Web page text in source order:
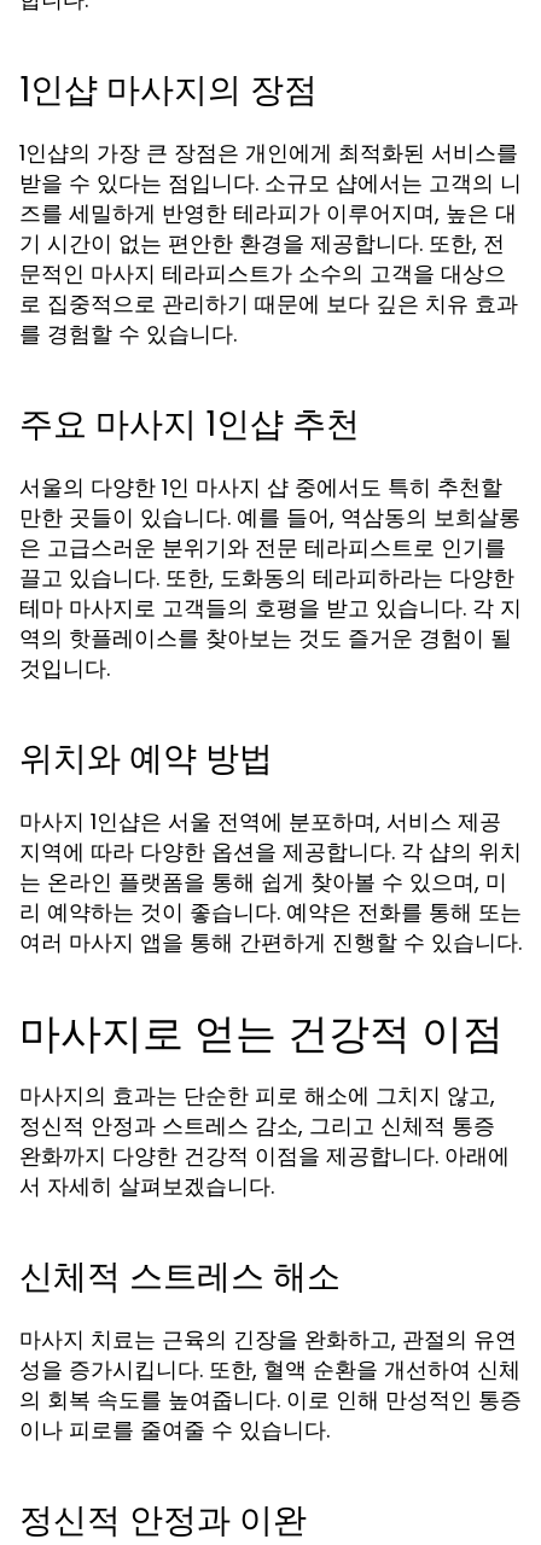
1인샵 마사지의 장점
1인샵의 가장 큰 장점은 개인에게 최적화된 서비스를
받을 수 있다는 점입니다. 소규모 샵에서는 고객의 니
즈를 세밀하게 반영한 테라피가 이루어지며, 높은 대
기 시간이 없는 편안한 환경을 제공합니다. 또한, 전
문적인 마사지 테라피스트가 소수의 고객을 대상으
로 집중적으로 관리하기 때문에 보다 깊은 치유 효과
를 경험할 수 있습니다.
주요 마사지 1인샵 추천
서울의 다양한 1인 마사지 샵 중에서도 특히 추천할
만한 곳들이 있습니다. 예를 들어, 역삼동의 보희살롱
은 고급스러운 분위기와 전문 테라피스트로 인기를
끌고 있습니다. 또한, 도화동의 테라피하라는 다양한
테마 마사지로 고객들의 호평을 받고 있습니다. 각 지
역의 핫플레이스를 찾아보는 것도 즐거운 경험이 될
것입니다.
위치와 예약 방법
마사지 1인샵은 서울 전역에 분포하며, 서비스 제공
지역에 따라 다양한 옵션을 제공합니다. 각 샵의 위치
는 온라인 플랫폼을 통해 쉽게 찾아볼 수 있으며, 미
리 예약하는 것이 좋습니다. 예약은 전화를 통해 또는
여러 마사지 앱을 통해 간편하게 진행할 수 있습니다.
마사지로 얻는 건강적 이점
마사지의 효과는 단순한 피로 해소에 그치지 않고,
정신적 안정과 스트레스 감소, 그리고 신체적 통증
완화까지 다양한 건강적 이점을 제공합니다. 아래에
서 자세히 살펴보겠습니다.
신체적 스트레스 해소
마사지 치료는 근육의 긴장을 완화하고, 관절의 유연
성을 증가시킵니다. 또한, 혈액 순환을 개선하여 신체
의 회복 속도를 높여줍니다. 이로 인해 만성적인 통증
이나 피로를 줄여줄 수 있습니다.
정신적 안정과 이완